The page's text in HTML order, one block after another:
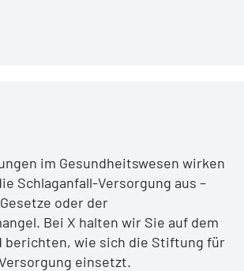
im Gesundheitswesen wirken
Schlaganfall-Versorgung aus –
oder der
Bei X halten wir Sie auf dem
berichten, wie sich die Stiftung für
einsetzt.